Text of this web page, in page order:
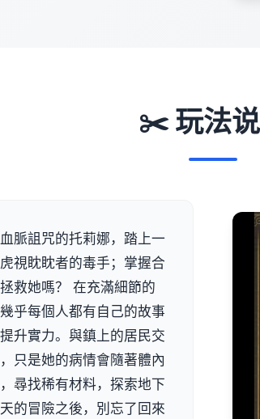
✂️ 玩法
脈詛咒的托莉娜，踏上一
視眈眈者的毒手；掌握合
救她嗎？ 在充滿細節的
乎每個人都有自己的故事
升實力。與鎮上的居民交
只是她的病情會隨著體內
尋找稀有材料，探索地下
的冒險之後，別忘了回來